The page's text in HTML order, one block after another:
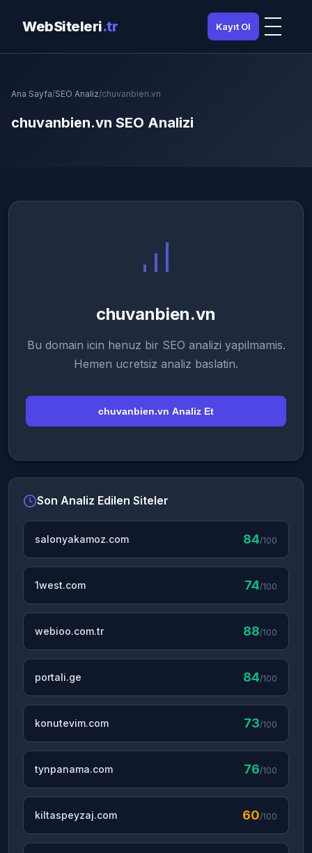
WebSiteleri.tr Kayıt Ol
Ana Sayfa/SEO Analiz/chuvanbien.vn
chuvanbien.vn SEO Analizi
chuvanbien.vn
Bu domain icin henuz bir SEO analizi yapilmamis.
Hemen ucretsiz analiz baslatin.
chuvanbien.vn Analiz Et
Son Analiz Edilen Siteler
salonyakamoz.com 84/100
1west.com 74/100
webioo.com.tr 88/100
portali.ge 84/100
konutevim.com 73/100
tynpanama.com 76/100
kiltaspeyzaj.com 60/100